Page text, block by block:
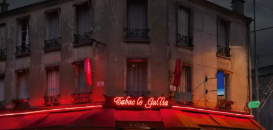
La Disparition d’Adèle Bedeau
Graeme Macrae Burnet
24€